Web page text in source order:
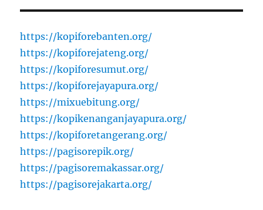
https://kopiforebanten.org/
https://kopiforejateng.org/
https://kopiforesumut.org/
https://kopiforejayapura.org/
https://mixuebitung.org/
https://kopikenanganjayapura.org/
https://kopiforetangerang.org/
https://pagisorepik.org/
https://pagisoremakassar.org/
https://pagisorejakarta.org/